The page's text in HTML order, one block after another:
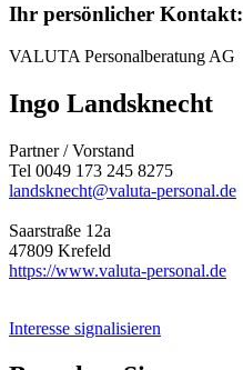
Ihr persönlicher Kontakt:
VALUTA Personalberatung AG
Ingo Landsknecht
Partner / Vorstand
Tel 0049 173 245 8275
landsknecht@valuta-personal.de
Saarstraße 12a
47809 Krefeld
https://www.valuta-personal.de
Interesse signalisieren